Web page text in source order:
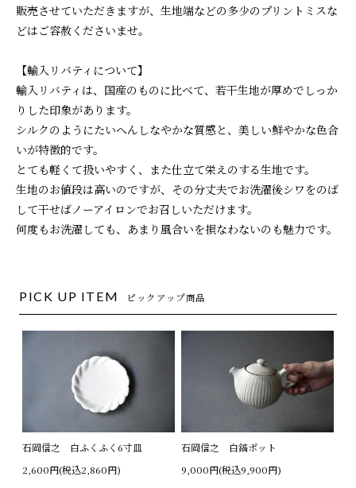
販売させていただきますが、生地端などの多少のプリントミスな
どはご容赦くださいませ。
【輸入リバティについて】
輸入リバティは、国産のものに比べて、若干生地が厚めでしっか
りした印象があります。
シルクのようにたいへんしなやかな質感と、美しい鮮やかな色合
いが特徴的です。
とても軽くて扱いやすく、また仕立て栄えのする生地です。
生地のお値段は高いのですが、その分丈夫でお洗濯後シワをのば
して干せばノーアイロンでお召しいただけます。
何度もお洗濯しても、あまり風合いを損なわないのも魅力です。
PICK UP ITEM ピックアップ商品
石岡信之 白ふくふく6寸皿
2,600円(税込2,860円)
石岡信之 白鎬ポット
9,000円(税込9,900円)